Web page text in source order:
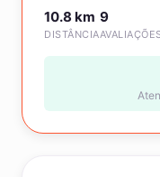
10.8 km
DISTÂNCIA
9